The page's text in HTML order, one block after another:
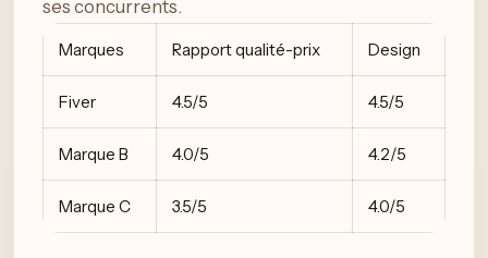
ses concurrents.
Marques Rapport qualité-prix Design
Fiver 4.5/5 4.5/5
Marque B 4.0/5 4.2/5
Marque C 3.5/5 4.0/5